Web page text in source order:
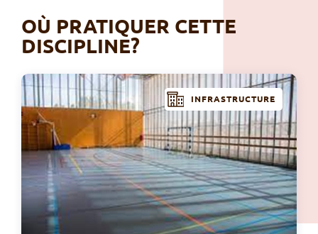
OÙ PRATIQUER CETTE
DISCIPLINE?
INFRASTRUCTURE